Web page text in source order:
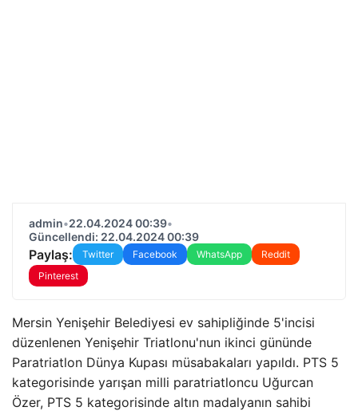
admin•22.04.2024 00:39•
Güncellendi: 22.04.2024 00:39
Paylaş: Twitter Facebook WhatsApp
Reddit
Pinterest
Mersin Yenişehir Belediyesi ev sahipliğinde 5'incisi
düzenlenen Yenişehir Triatlonu'nun ikinci gününde
Paratriatlon Dünya Kupası müsabakaları yapıldı. PTS 5
kategorisinde yarışan milli paratriatloncu Uğurcan
Özer, PTS 5 kategorisinde altın madalyanın sahibi